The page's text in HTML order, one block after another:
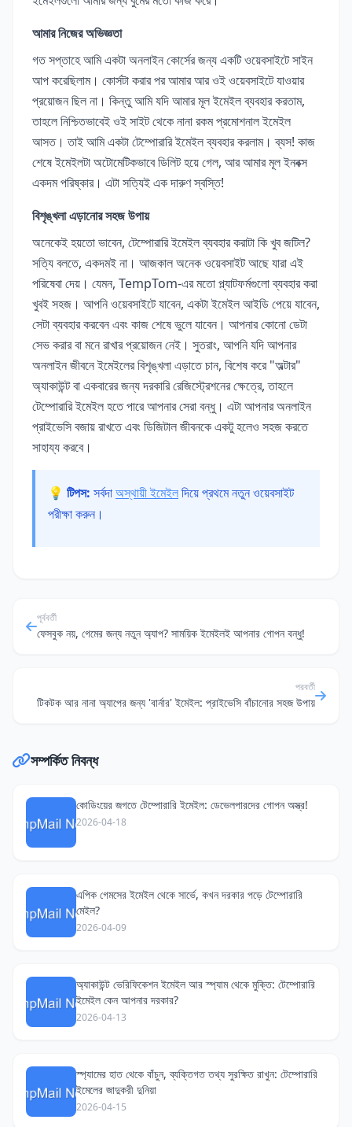
আমার নিজের অভিজ্ঞতা
গত সপ্তাহে আমি একটা অনলাইন কোর্সের জন্য একটি ওয়েবসাইটে সাইন
আপ করেছিলাম। কোর্সটা করার পর আমার আর ওই ওয়েবসাইটে যাওয়ার
প্রয়োজন ছিল না। কিন্তু আমি যদি আমার মূল ইমেইল ব্যবহার করতাম,
তাহলে নিশ্চিতভাবেই ওই সাইট থেকে নানা রকম প্রমোশনাল ইমেইল
আসত। তাই আমি একটা টেম্পোরারি ইমেইল ব্যবহার করলাম। ব্যস! কাজ
শেষে ইমেইলটা অটোমেটিকভাবে ডিলিট হয়ে গেল, আর আমার মূল ইনবক্স
একদম পরিষ্কার। এটা সত্যিই এক দারুণ স্বস্তি!
বিশৃঙ্খলা এড়ানোর সহজ উপায়
অনেকেই হয়তো ভাবেন, টেম্পোরারি ইমেইল ব্যবহার করাটা কি খুব জটিল?
সত্যি বলতে, একদমই না। আজকাল অনেক ওয়েবসাইট আছে যারা এই
পরিষেবা দেয়। যেমন, TempTom-এর মতো প্ল্যাটফর্মগুলো ব্যবহার করা
খুবই সহজ। আপনি ওয়েবসাইটে যাবেন, একটা ইমেইল আইডি পেয়ে যাবেন,
সেটা ব্যবহার করবেন এবং কাজ শেষে ভুলে যাবেন। আপনার কোনো ডেটা
সেভ করার বা মনে রাখার প্রয়োজন নেই। সুতরাং, আপনি যদি আপনার
অনলাইন জীবনে ইমেইলের বিশৃঙ্খলা এড়াতে চান, বিশেষ করে "অল্টার"
অ্যাকাউন্ট বা একবারের জন্য দরকারি রেজিস্ট্রেশনের ক্ষেত্রে, তাহলে
টেম্পোরারি ইমেইল হতে পারে আপনার সেরা বন্ধু। এটা আপনার অনলাইন
প্রাইভেসি বজায় রাখতে এবং ডিজিটাল জীবনকে একটু হলেও সহজ করতে
সাহায্য করবে।
💡 টিপস: সর্বদাঅস্থায়ী ইমেইলদিয়ে প্রথমে নতুন ওয়েবসাইট
পরীক্ষা করুন।
পূর্ববর্তী
ফেসবুক নয়, গেমের জন্য নতুন অ্যাপ? সাময়িক ইমেইলই আপনার গোপন বন্ধু!
পরবর্তী
টিকটক আর নানা অ্যাপের জন্য 'বার্নার' ইমেইল: প্রাইভেসি বাঁচানোর সহজ উপায়
সম্পর্কিত নিবন্ধ
কোডিংয়ের জগতে টেম্পোরারি ইমেইল: ডেভেলপারদের গোপন অস্ত্র!
2026-04-18
এপিক গেমসের ইমেইল থেকে সার্ভে, কখন দরকার পড়ে টেম্পোরারি
মেইল?
2026-04-09
অ্যাকাউন্ট ভেরিফিকেশন ইমেইল আর স্প্যাম থেকে মুক্তি: টেম্পোরারি
ইমেইল কেন আপনার দরকার?
2026-04-13
স্প্যামের হাত থেকে বাঁচুন, ব্যক্তিগত তথ্য সুরক্ষিত রাখুন: টেম্পোরারি
ইমেলের জাদুকরী দুনিয়া
2026-04-15